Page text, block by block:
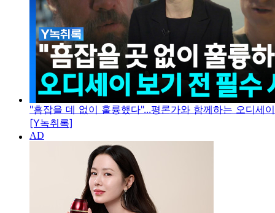
"흠잡을 데 없이 훌륭했다"...평론가와 함께하는 오디세
[Y녹취록]